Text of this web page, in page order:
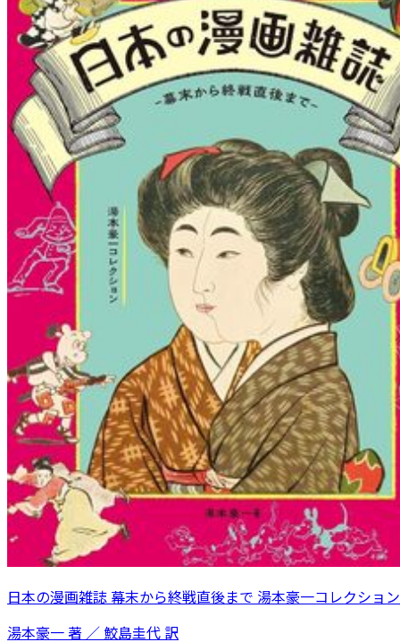
日本の漫画雑誌 幕末から終戦直後まで 湯本豪一コレクション
湯本豪一 著 ／ 鮫島圭代 訳